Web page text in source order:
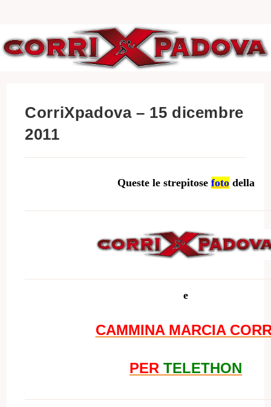
CorriXpadova – 15 dicembre
2011
Queste le strepitose foto della
e
CAMMINA MARCIA
PERTELETHON